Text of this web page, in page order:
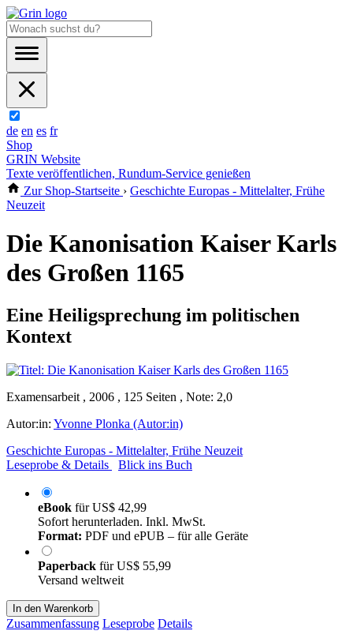
de en es fr
Shop
GRIN Website
Texte veröffentlichen, Rundum-Service genießen
Zur Shop-Startseite › Geschichte Europas - Mittelalter, Frühe
Neuzeit
Die Kanonisation Kaiser Karls
des Großen 1165
Eine Heiligsprechung im politischen
Kontext
Examensarbeit , 2006 , 125 Seiten , Note: 2,0
Autor:in: Yvonne Plonka (Autor:in)
Geschichte Europas - Mittelalter, Frühe Neuzeit
Leseprobe & Details
Blick ins Buch
eBook fürUS$ 42,99
Sofort herunterladen. Inkl. MwSt.
Format: PDF und ePUB – für alle Geräte
Paperback fürUS$ 55,99
Versand weltweit
In den Warenkorb
Zusammenfassung Leseprobe Details